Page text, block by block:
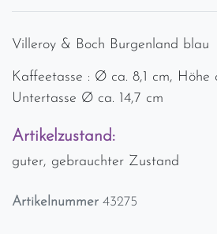
Villeroy & Boch Burgenland blau
Kaffeetasse : Ø ca. 8,1 cm, Höhe
Untertasse Ø ca. 14,7 cm
Artikelzustand:
guter, gebrauchter Zustand
Artikelnummer 43275